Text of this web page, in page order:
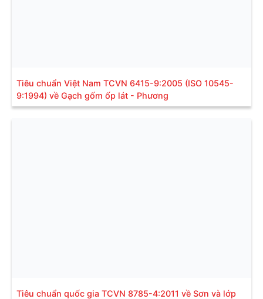
Tiêu chuẩn Việt Nam TCVN 6415-9:2005 (ISO 10545-
9:1994) về Gạch gốm ốp lát - Phương
Tiêu chuẩn quốc gia TCVN 8785-4:2011 về Sơn và lớp